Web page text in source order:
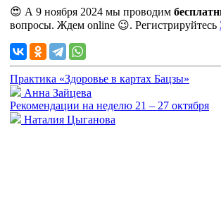
😍 А 9 ноября 2024 мы проводим
вопросы. Ждем online 😉. Регистрируйтесь
Практика «Здоровье в картах Бацзы»
Анна Зайцева
Рекомендации на неделю 21 – 27 октября
Наталия Цыганова